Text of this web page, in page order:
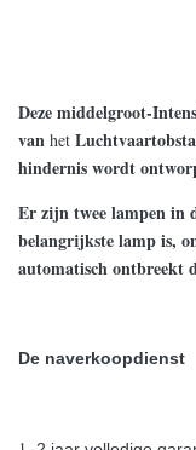
Deze middelgroot-
van het
hindernis wordt
Er zijn twee lampen in
belangrijkste lamp is,
automatisch ontbreekt
De naverkoopdienst